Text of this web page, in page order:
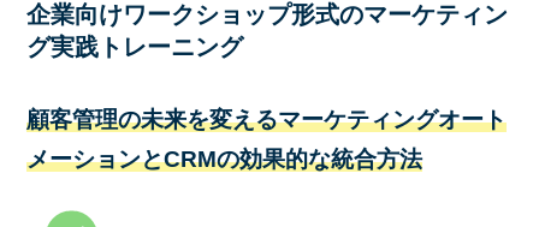
企業向けワークショップ形式のマーケティン
グ実践トレーニング
顧客管理の未来を変えるマーケティングオート
メーションとCRMの効果的な統合方法